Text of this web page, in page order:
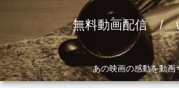
無料動画配信 /
あの映画の感動を動画